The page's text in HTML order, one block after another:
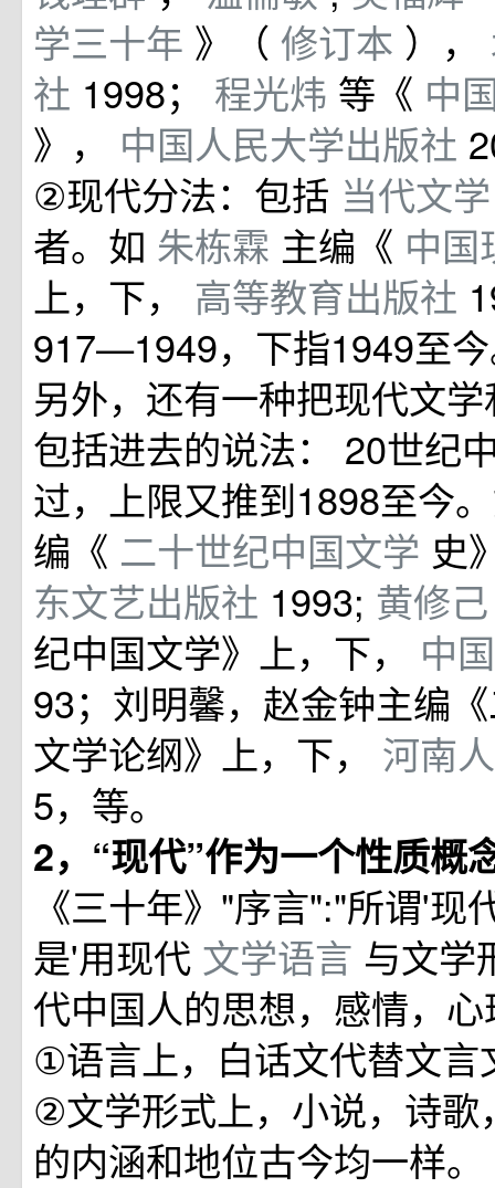
学三十年 》（ 修订本 ），
社 1998； 程光炜 等《 中
》， 中国人民大学出版社
②现代分法：包括 当代文
者。如 朱栋霖 主编《 中
上，下， 高等教育出版社
917—1949，下指1949至
另外，还有一种把现代文
包括进去的说法： 20世纪
过，上限又推到1898至今
编《 二十世纪中国文学 史
东文艺出版社 1993; 黄修
纪中国文学》上，下， 中
93；刘明馨，赵金钟主编
文学论纲》上，下， 河南
5，等。
2，“现代”作为一个性质概
《三十年》"序言":"所谓'现
是'用现代 文学语言 与文学
代中国人的思想，感情，
①语言上，白话文代替文言
②文学形式上，小说，诗歌
的内涵和地位古今均一样。